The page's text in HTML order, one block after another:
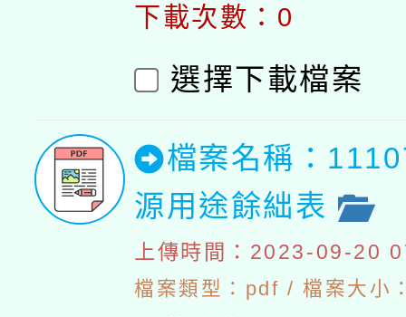
下載次數：0
選擇下載檔案
檔案名稱：
源用途餘絀表
上傳時間：2023-09-20
檔案類型：pdf / 檔案大小